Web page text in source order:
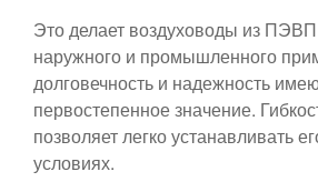
Это делает воздуховоды из
наружного и промышленного
долговечность и надежность
первостепенное значение.
позволяет легко устанавливать
условиях.